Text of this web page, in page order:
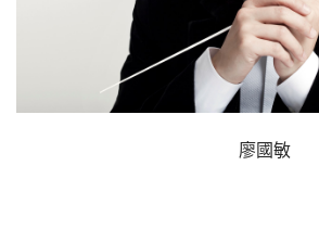
廖國敏